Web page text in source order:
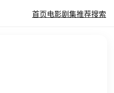
首页电影剧集推荐搜索